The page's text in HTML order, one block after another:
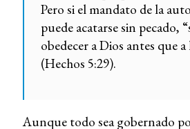
Pero si el mandato de la
puede acatarse sin pecado,
obedecer a Dios antes que
(Hechos 5:29).
Aunque todo sea gobernado